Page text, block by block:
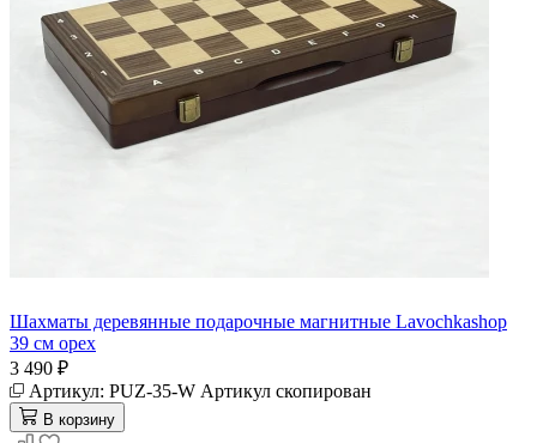
Шахматы деревянные подарочные магнитные Lavochkashop
39 см орех
3 490 ₽
Артикул: PUZ-35-W Артикул скопирован
В корзину